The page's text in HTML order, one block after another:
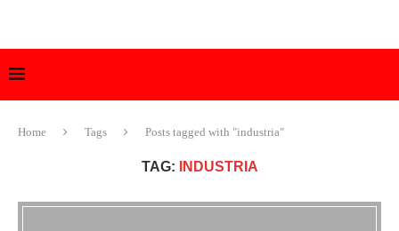
Home Tags Posts tagged with "industria"
TAG: INDUSTRIA